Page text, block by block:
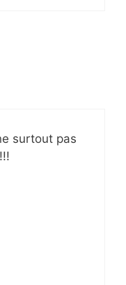
surtout pas